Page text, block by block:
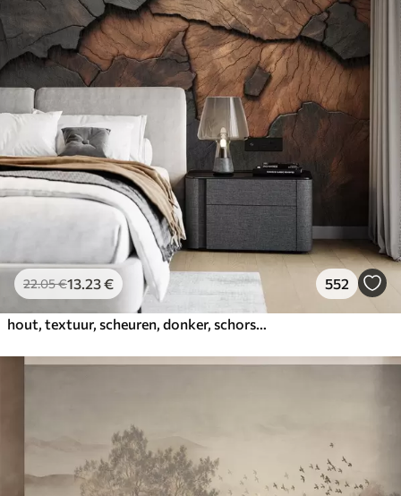
22.05€13 .23€ 552